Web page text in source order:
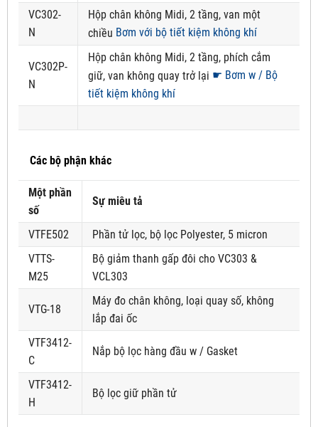
VC302-
N
Hộp chân không Midi, 2 tầng, van một
chiều Bơm với bộ tiết kiệm không khí
VC302P-
N
Hộp chân không Midi, 2 tầng, phích cắm
giữ, van không quay trở lại ☛ Bơm w / Bộ
tiết kiệm không khí
Các bộ phận khác
Một phần
số
Sự miêu tả
VTFE502
Phần tử lọc, bộ lọc Polyester, 5 micron
VTTS-
M25
Bộ giảm thanh gấp đôi cho VC303 &
VCL303
VTG-18
Máy đo chân không, loại quay số, không
lắp đai ốc
VTF3412-
C
Nắp bộ lọc hàng đầu w / Gasket
VTF3412-
H
Bộ lọc giữ phần tử